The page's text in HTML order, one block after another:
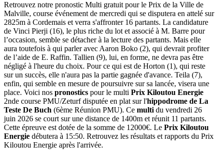
Retrouvez notre pronostic Multi gratuit pour le Prix de la Ville de
Malville, course événement de mercredi qui se disputera en attelé sur
2825m à Cordemais et verra s'affronter 16 partants. La candidature
de Vinci Pierji (16), le plus riche du lot et associé à M. Barre pour
l’occasion, semble se détacher à la lecture des partants. Mais elle
aura toutefois à qui parler avec Aaron Boko (2), qui devrait profiter
de l’aide de E. Raffin. Tallien (9), lui, en forme, ne devra pas être
négligé à l'heure du choix. Pour ce qui est de Horton (1), qui reste
sur un succès, elle n'aura pas la partie gagnée d'avance. Teila (7),
enfin, qui semble en mesure de poursuivre sur sa lancée, visera une
place. Voici nos pronostics pour le multi Prix Kiloutou Energie
2nde course PMU/Zeturf disputée en plat sur l'hippodrome de La
Teste De Buch (6ème Réunion PMU). Ce multi du vendredi 26
juin 2026 se court sur une distance de 1400m et réunit 11 partants.
Cette épreuve est dotée de la somme de 12000€. Le Prix Kiloutou
Energie débutera à 15:50. Retrouvez les résultats et rapports du Prix
Kiloutou Energie après l'arrivée.